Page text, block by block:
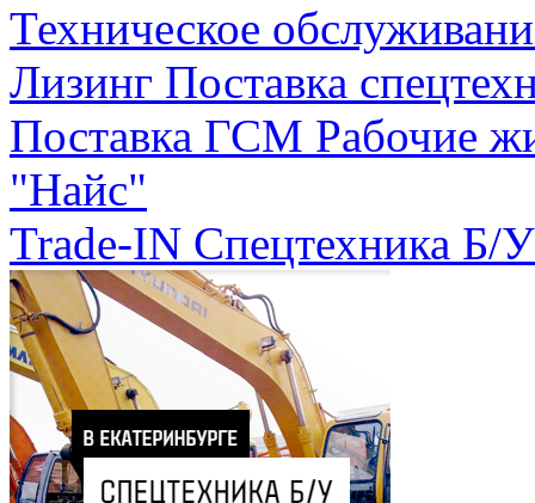
Техническое
Лизинг Поставка
Поставка ГСМ Рабочие
"Найс"
Trade-IN Спецтехника Б/У